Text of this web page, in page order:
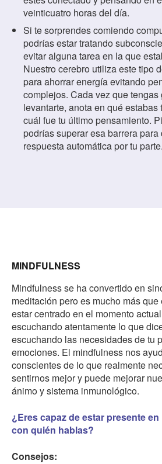
veinticuatro horas del día.
Si te sorprendes comiendo
podrías estar tratando
evitar alguna tarea en la que
Nuestro cerebro utiliza este tipo
para ahorrar energía evitando
complejos. Cada vez que tengas
levantarte, anota en qué estabas
cuál fue tu último pensamiento.
podrías superar esa barrera
respuesta automática por tu parte.
MINDFULNESS
Mindfulness se ha convertido en
meditación pero es mucho más que
estar centrado en el momento
escuchando atentamente lo que
escuchando las necesidades de tu
emociones. El mindfulness nos
conscientes de lo que realmente
sentirnos mejor y puede mejorar
ánimo y sistema inmunológico.
¿Eres capaz de estar presente
con quién hablas?
Consejos: